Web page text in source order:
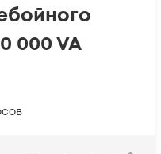
000 VA